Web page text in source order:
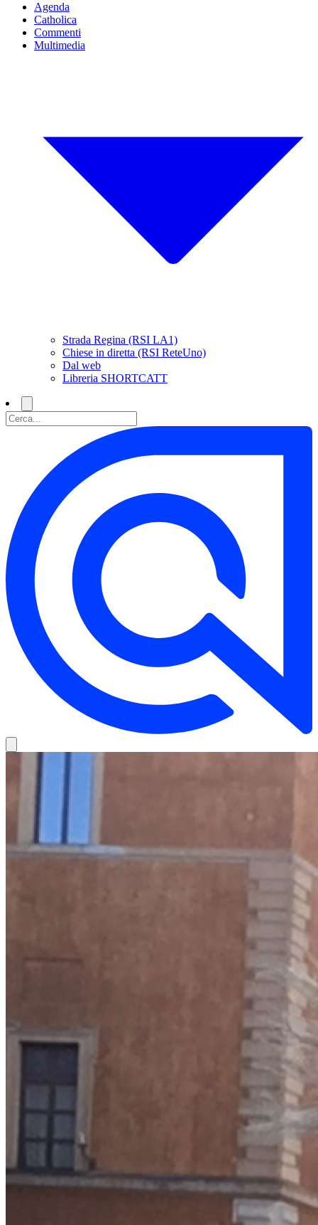
Agenda
Catholica
Commenti
Multimedia
Strada Regina (RSI LA1)
Chiese in diretta (RSI ReteUno)
Dal web
Libreria SHORTCATT